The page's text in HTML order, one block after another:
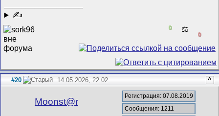
✍
0 ⚖️
0
#20 14.05.2026, 22:02 ^
Mооnst@r
Регистрация: 07.08.2019
Сообщения: 1211